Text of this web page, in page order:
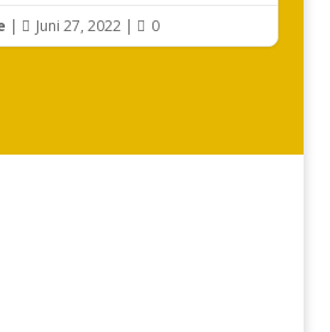
|  Juni 27, 2022|  0